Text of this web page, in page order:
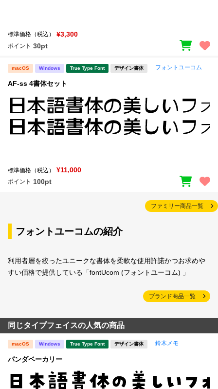
標準価格（税込） ¥3,300
ポイント 30pt
macOS Windows True Type Font デザイン書体 フォントユーコム
AF-ss 4書体セット
標準価格（税込） ¥11,000
ポイント 100pt
ファミリー商品一覧
フォントユーコムの紹介
利用者層を絞ったユニークな書体を柔軟な使用許諾かつお求めや
すい価格で提供している「fontUcom (フォントユーコム) 」
ブランド商品一覧
同じタイプフェイスの人気の商品
macOS Windows True Type Font デザイン書体 鈴木メモ
パンダベーカリー